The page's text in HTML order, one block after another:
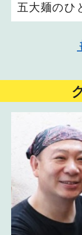
五大麺のひ